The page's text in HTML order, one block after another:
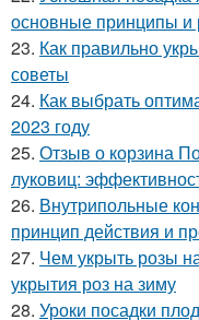
основные принципы и
23. Как правильно
советы
24. Как выбрать
2023 году
25. Отзыв о корзина
луковиц:
26. Внутрипольные
принцип действия и
27. Чем укрыть розы
укрытия роз на зиму
28. Уроки посадки